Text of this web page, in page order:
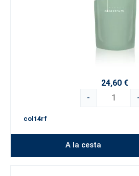
cosméticos, el calostro tiene un amplio
favorecen tanto la salud como la belleza.
24,60 €
-
col14rf
A la cesta